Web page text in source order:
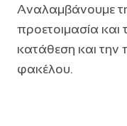
Βιογραφικό
Αναλαμβάνουμε
προετοιμασία και
κατάθεση και
φακέλου.